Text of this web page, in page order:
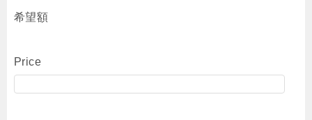
希望額
Price